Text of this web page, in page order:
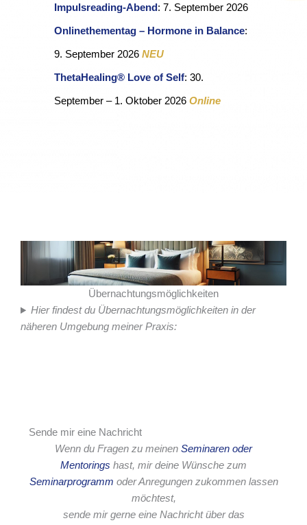
Impulsreading-Abend: 7. September 2026
Onlinethementag – Hormone in Balance:
9. September 2026NEU
ThetaHealing® Love of Self: 30.
September – 1. Oktober 2026 Online
Übernachtungsmöglichkeiten
Hier findest du Übernachtungsmöglichkeiten in der
näheren Umgebung meiner Praxis:
Sende mir eine Nachricht
Wenn du Fragen zu meinen Seminaren oder
Mentorings hast, mir deine Wünsche zum
Seminarprogramm oder Anregungen zukommen lassen
möchtest,
sende mir gerne eine Nachricht über das